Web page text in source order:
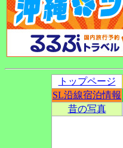
トップページ
SL沿線宿泊情報
昔の写真